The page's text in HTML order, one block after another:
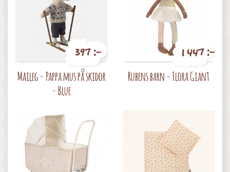
397 :-
Maileg - Pappa mus på skidor
- Blue
1 447 :-
Rubens barn - Flora Giant